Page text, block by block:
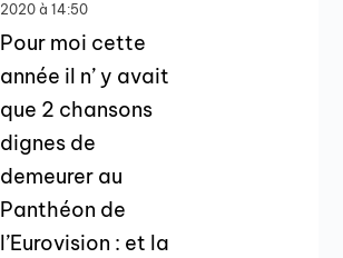
2020 à 14:50
Pour moi cette
année il n’ y avait
que 2 chansons
dignes de
demeurer au
Panthéon de
l’Eurovision : et la